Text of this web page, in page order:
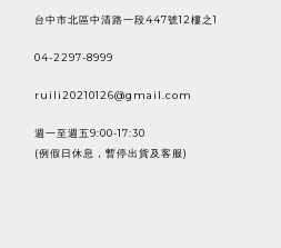
台中市北區中清路一段447號12樓之1
04-2297-8999
ruili20210126@gmail.com
週一至週五9:00-17:30
(例假日休息，暫停出貨及客服)